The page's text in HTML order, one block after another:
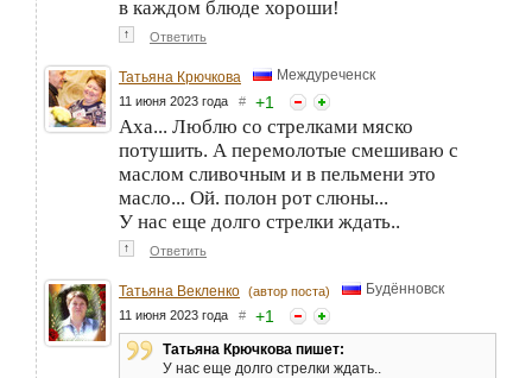
в каждом блюде хороши!
↑ Ответить
Татьяна Крючкова Междуреченск
11 июня 2023 года # +1
Аха... Люблю со стрелками мяско
потушить. А перемолотые смешиваю с
маслом сливочным и в пельмени это
масло... Ой. полон рот слюны...
У нас еще долго стрелки ждать..
↑ Ответить
Татьяна Векленко (автор поста) Будённовск
11 июня 2023 года # +1
Татьяна Крючкова пишет:
У нас еще долго стрелки ждать..